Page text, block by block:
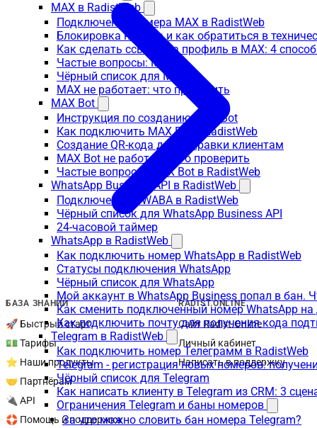
MAX в RadistWeb
Подключение номера MAX в RadistWeb
Блокировка номера и как обратиться в
Как сделать ссылку на профиль в MAX: 4
Частые вопросы: MAX
Чёрный список для MAX
MAX не работает: что проверить
MAX Bot
Инструкция по созданию MAX Bot
Как подключить MAX Bot в RadistWeb
Создание QR-кода для отправки клиентам
MAX Bot не работает: что проверить
Частые вопросы: MAX Bot в RadistWeb
WhatsApp Business API в RadistWeb
Подключение к WABA в RadistWeb
Чёрный список для WhatsApp Business API
24-часовой таймер
WhatsApp в RadistWeb
Как подключить номер WhatsApp в RadistWeb
Статусы подключения WhatsApp
Чёрный список для WhatsApp
Мой аккаунт в WhatsApp Business попал в бан.
Как сменить подключенный номер WhatsApp на
Как подключить почту для получения кода
Telegram в RadistWeb
Как подключить номер Телеграмм в RadistWeb
Telegram - регистрация новых номеров:
Чёрный список для Telegram
Как написать клиенту в Telegram из CRM: 3
Ограничения Telegram и баны номеров
За что можно словить бан номера Telegram?
БАЗА ЗНАНИЙ
🚀 Быстрый старт
💵 Тарифы
⭐ Наши продукты
🤝 Партнёрам
🔌 API
🛟 Помощь и поддержка
RADIST.ONLINE
Сайт Radist.Online
Личный кабинет
Написать в поддержку